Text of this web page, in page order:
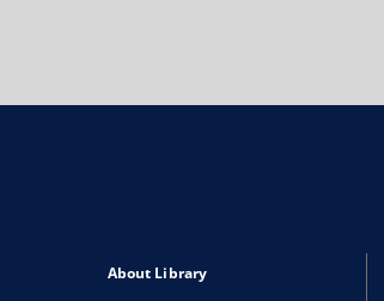
About Library